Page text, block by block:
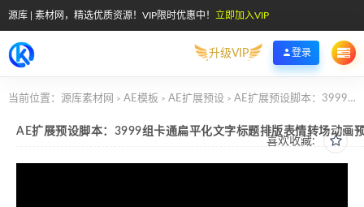
源库 | 素材网，精选优质资源！VIP限时优惠中！ 立即加入VIP
升级VIP 登录
当前位置： 源库素材网 > AE模板 > AE扩展预设 > AE扩展预设脚本：3999组卡通扁平化文字标题排版表情转场动画预设Motion_Tresure
喜欢收藏:
AE扩展预设脚本：3999组卡通扁平化文字标题排版表情转场动画